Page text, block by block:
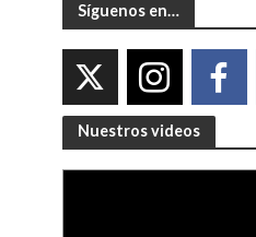
Síguenos en…
Nuestros videos